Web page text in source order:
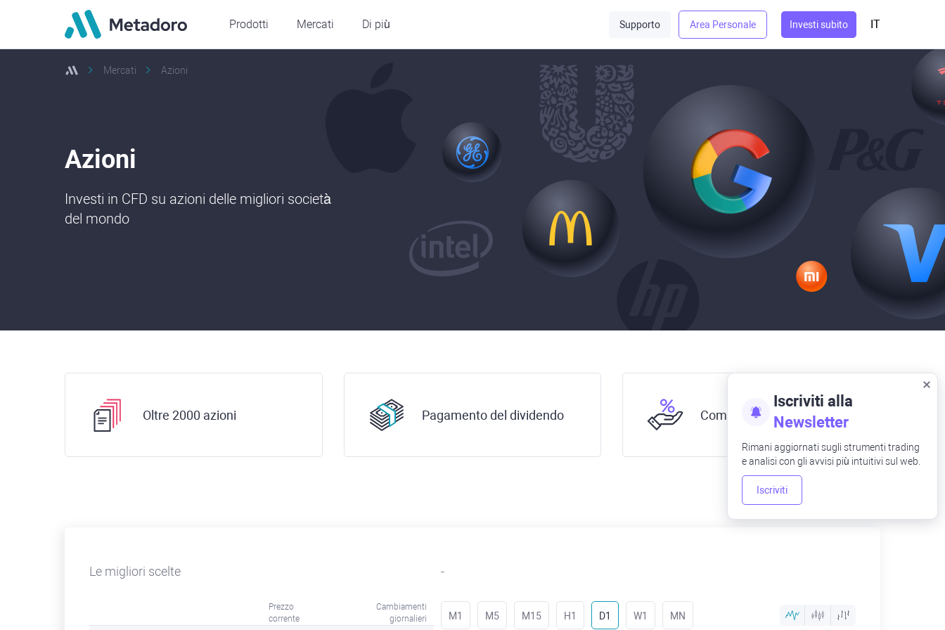
Prodotti Mercati Di più Supporto Area Personale Investi subito IT
Mercati Azioni
Azioni
Investi in CFD su azioni delle migliori società
del mondo
Iscriviti alla
Newsletter
Rimani aggiornati sugli strumenti trading
e analisi con gli avvisi più intuitivi sul web.
Iscriviti
Oltre 2000 azioni Pagamento del dividendo Commissioni basse
Le migliori scelte
Prezzo
corrente
Cambiamenti
giornalieri
-
M1 M5 M15 H1 D1 W1 MN